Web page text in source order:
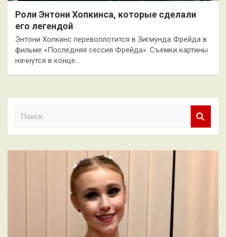
Роли Энтони Хопкинса, которые сделали
его легендой
Энтони Хопкинс перевоплотится в Зигмунда Фрейда в
фильме «Последняя сессия Фрейда». Съемки картины
начнутся в конце…
к